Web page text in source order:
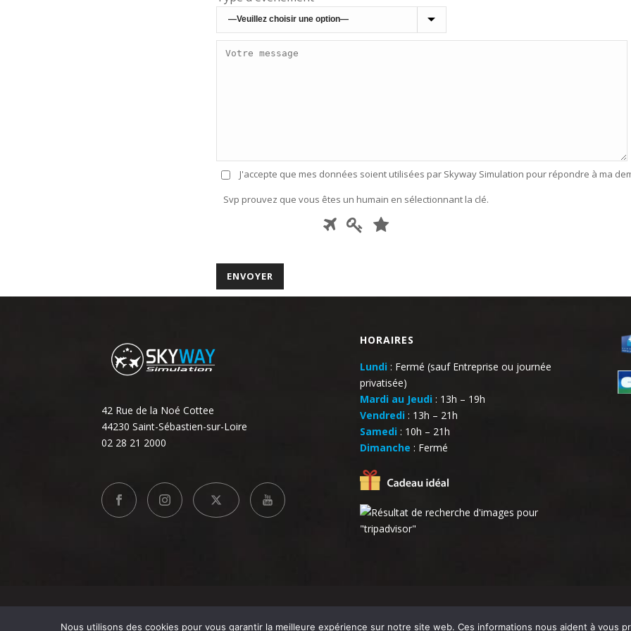
J'accepte que mes données soient utilisées par Skyway Simulation pour répondre à ma
Svp prouvez que vous êtes un humain en sélectionnant la clé.
1 2
42 Rue de la Noé Cottee
44230 Saint-Sébastien-sur-Loire
02 28 21 2000
HORAIRES
Lundi: Fermé (sauf Entreprise ou journée
privatisée)
Mardi au Jeudi: 13h – 19h
Vendredi: 13h – 21h
Samedi: 10h – 21h
Dimanche : Fermé
© Copyright 2017 - CréationCom l'Eléphant-Mentions légales-CGV
Nous utilisons des cookies pour vous garantir la meilleure expérience sur notre site web. Ces informations nous aident à vous